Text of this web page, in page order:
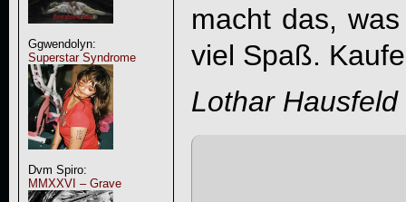
Ggwendolyn:
Superstar Syndrome
Dvm Spiro:
MMXXVI – Grave
macht das,
viel Spaß.
Lothar Hausfeld